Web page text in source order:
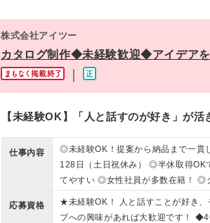
株式会社アイツー
カタログ制作◆未経験歓迎◆アイデア
【未経験OK】「人と話すのが好き」が活
仕事内容
◎未経験OK！提案から納品まで一貫
128日（土日祝休み） ◎半休取得OK
てやすい ◎女性社員が多数在籍！ ◎
◎第二新卒、ブランクOK
応募資格
★未経験OK！ 人と話すことが好き、
ブへの興味があれば大歓迎です！